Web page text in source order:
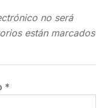
no será
están marcados
*